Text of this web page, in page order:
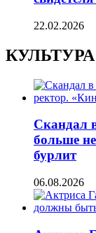
22.02.2026
КУЛЬТУРА
Скандал
больше
бурлит
06.08.2026